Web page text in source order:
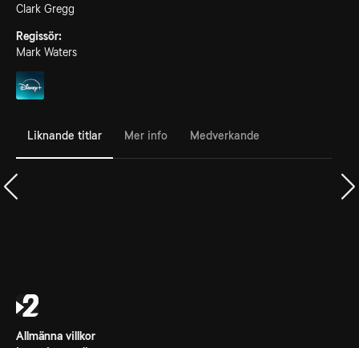
Clark Gregg
Regissör:
Mark Waters
Liknande titlar Mer info Medverkande
Allmänna villkor